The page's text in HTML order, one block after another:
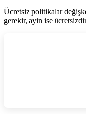
Ücretsiz politikalar
gerekir, ayin ise